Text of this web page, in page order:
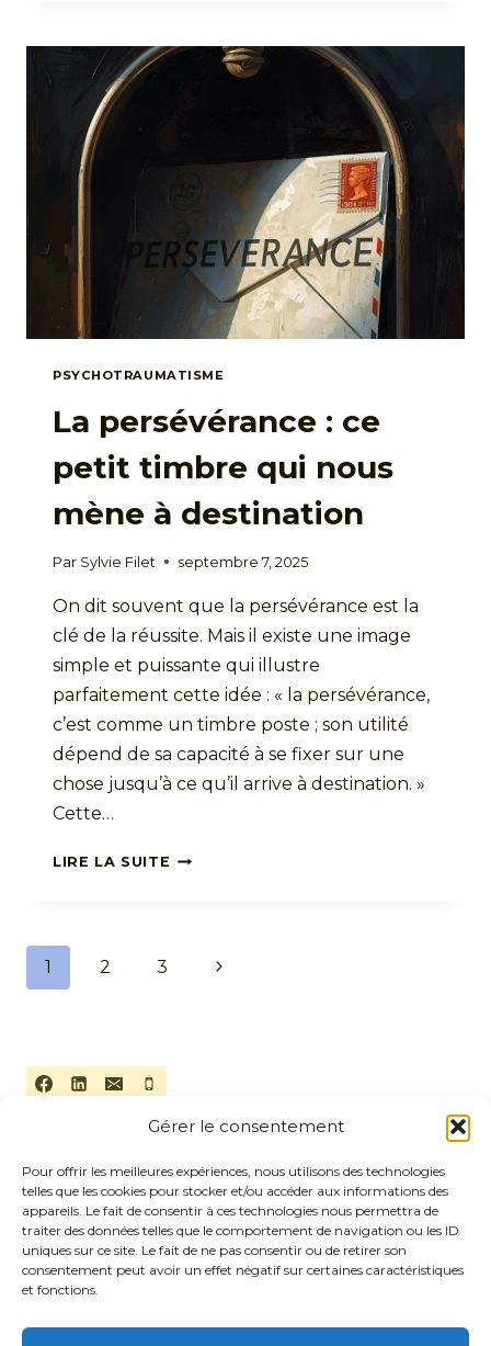
Gérer le consentement
Pour offrir les meilleures expériences, nous utilisons des technologies
telles que les cookies pour stocker et/ou accéder aux informations des
appareils. Le fait de consentir à ces technologies nous permettra de
traiter des données telles que le comportement de navigation ou les ID
uniques sur ce site. Le fait de ne pas consentir ou de retirer son
consentement peut avoir un effet négatif sur certaines caractéristiques
et fonctions.
LOTUS
PSYCHOTRAUMATISME
La persévérance : ce
petit timbre qui nous
mène à destination
Par Sylvie Filet septembre 7, 2025
On dit souvent que la persévérance est la
clé de la réussite. Mais il existe une image
simple et puissante qui illustre
parfaitement cette idée : « la persévérance,
c’est comme un timbre poste ; son utilité
dépend de sa capacité à se fixer sur une
chose jusqu’à ce qu’il arrive à destination. »
Cette…
LIRE LA SUITE LA
TIMBRE
Navigation
page
1 2 3
Page
Mentions légales Politique de cookies (UE)